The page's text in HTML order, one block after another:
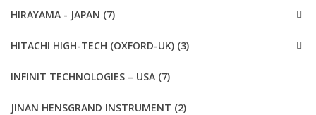
HIRAYAMA - JAPAN (7)
HITACHI HIGH-TECH (OXFORD-UK) (3)
INFINIT TECHNOLOGIES – USA (7)
JINAN HENSGRAND INSTRUMENT (2)